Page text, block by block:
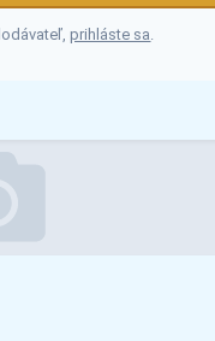
prihláste sa.